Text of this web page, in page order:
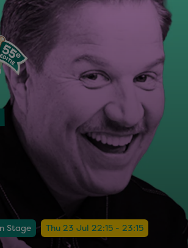
Stage Thu 23 Jul 22:15 - 23:15